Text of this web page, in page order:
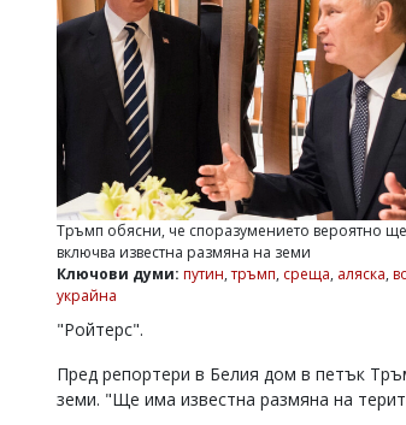
Управители:
v.vasilev@flagman.bg
Касабова,
k.kassabova@flagman.bg
Главен
редактор:
office@flagman.bg
Коментарите
статиите
Тръмп обясни, че споразумението вероятно ще
включва известна размяна на земи
Ключови думи: путин,тръмп, среща, аляска,
украйна
"Ройтерс".
Пред репортери в Белия дом в петък
земи. "Ще има известна размяна на